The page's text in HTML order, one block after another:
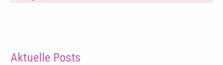
Aktuelle Posts